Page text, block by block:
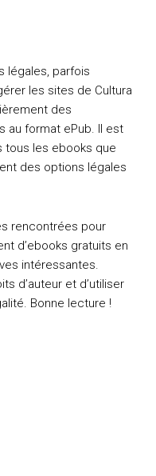
légales, parfois
les sites de Cultura
des
au format ePub. Il est
tous les ebooks que
des options légales
rencontrées pour
d’ebooks gratuits en
intéressantes.
d’auteur et d’utiliser
Bonne lecture !